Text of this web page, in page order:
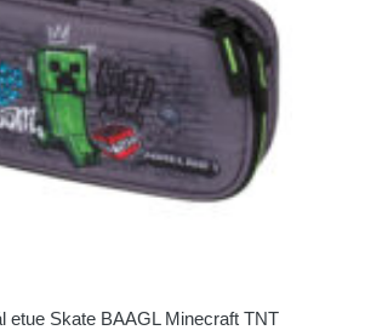
etue Skate BAAGL Minecraft TNT